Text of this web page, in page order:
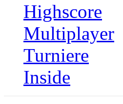
Highscore
Multiplayer
Turniere
Inside